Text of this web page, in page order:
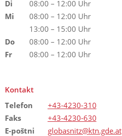
Di
08:00 – 12:00 Uhr
Mi
08:00 – 12:00 Uhr
13:00 – 15:00 Uhr
Do
08:00 – 12:00 Uhr
Fr
08:00 – 12:00 Uhr
Kontakt
Telefon
+43-4230-310
Faks
+43-4230-630
E-poštni
globasnitz@ktn.gde.at